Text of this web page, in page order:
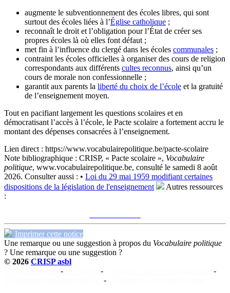
augmente le subventionnement des écoles libres, qui sont
surtout des écoles liées à l’Église catholique ;
reconnaît le droit et l’obligation pour l’État de créer ses
propres écoles là où elles font défaut ;
met fin à l’influence du clergé dans les écoles communales ;
contraint les écoles officielles à organiser des cours de religion
correspondants aux différents cultes reconnus, ainsi qu’un
cours de morale non confessionnelle ;
garantit aux parents la liberté du choix de l’école et la gratuité
de l’enseignement moyen.
Tout en pacifiant largement les questions scolaires et en
démocratisant l’accès à l’école, le Pacte scolaire a fortement accru le
montant des dépenses consacrées à l’enseignement.
Lien direct : https://www.vocabulairepolitique.be/pacte-scolaire
Note bibliographique : CRISP, « Pacte scolaire », Vocabulaire
politique, www.vocabulairepolitique.be, consulté le samedi 8 août
2026. Consulter aussi : • Loi du 29 mai 1959 modifiant certaines
dispositions de la législation de l'enseignement
Autres ressources
:
Imprimer cette notice
Une remarque ou une suggestion à propos du Vocabulaire politique
? Une remarque ou une suggestion ?
© 2026 CRISP asbl
- -
-
-